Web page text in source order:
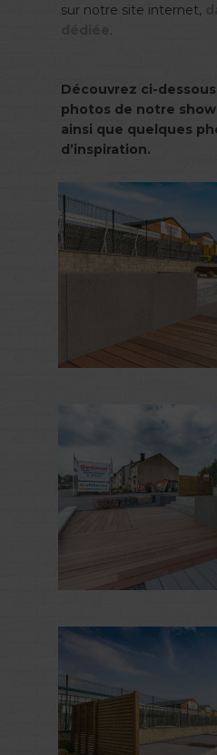
sur notre site internet,
.
Découvrez ci-
photos de notre
ainsi que quelques
d’inspiration.